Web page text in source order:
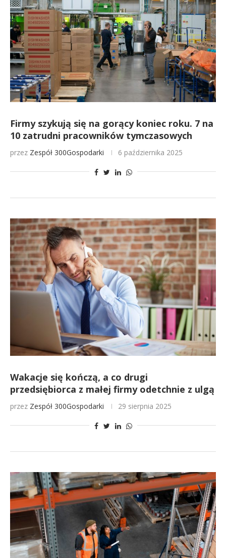
Firmy szykują się na gorący koniec roku. 7 na
10 zatrudni pracowników tymczasowych
przez Zespół 300Gospodarki 6 października 2025
Wakacje się kończą, a co drugi
przedsiębiorca z małej firmy odetchnie z ulgą
przez Zespół 300Gospodarki 29 sierpnia 2025